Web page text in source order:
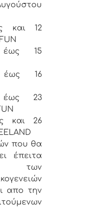
και 12
15
16
έως 23
και 26
που θα
έπειτα
των
απο την